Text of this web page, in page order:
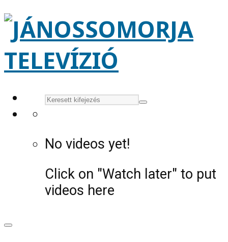
No videos yet!
Click on "Watch later" to put
videos here